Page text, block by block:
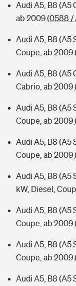
Audi A5, B8 (A5
ab 2009(0588 /
Audi A5, B8 (A5
Coupe, ab 2009
Audi A5, B8 (A5
Cabrio, ab 2009
Audi A5, B8 (A5
Coupe, ab 2009
Audi A5, B8 (A5
Coupe, ab 2009
Audi A5, B8 (A5
kW, Diesel,
Audi A5, B8 (A5
Coupe, ab 2009
Audi A5, B8 (A5
Coupe, ab 2009
Audi A5, B8 (A5